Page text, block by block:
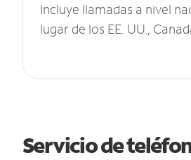
Incluye llamadas a nivel
lugar de los EE. UU.,
Servicio de